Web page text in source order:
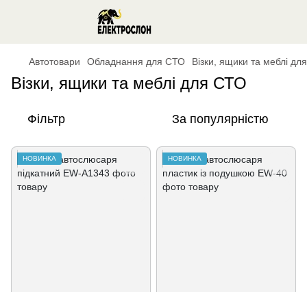
Автотовари Обладнання для СТО Візки, ящики та меблі
Візки, ящики та меблі для СТО
Фільтр За популярністю
НОВИНКА НОВИНКА